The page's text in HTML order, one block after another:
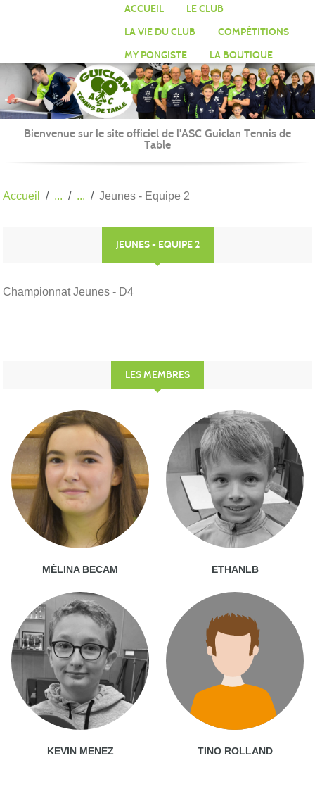
ACCUEIL
LE CLUB
LA VIE DU CLUB
COMPÉTITIONS
MY PONGISTE
LA BOUTIQUE
Bienvenue sur le site officiel de l'ASC Guiclan Tennis de
Table
Accueil Jeunes - Equipe 2
JEUNES - EQUIPE 2
Championnat Jeunes - D4
LES MEMBRES
MÉLINA BECAM ETHANLB
KEVIN MENEZ TINO ROLLAND
Panneau de gestion des cookies